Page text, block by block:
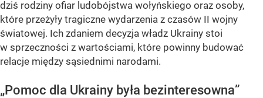
dziś rodziny ofiar ludobójstwa wołyńskiego oraz osoby,
które przeżyły tragiczne wydarzenia z czasów II wojny
światowej. Ich zdaniem decyzja władz Ukrainy stoi
w sprzeczności z wartościami, które powinny budować
relacje między sąsiednimi narodami.
„Pomoc dla Ukrainy była bezinteresowna”